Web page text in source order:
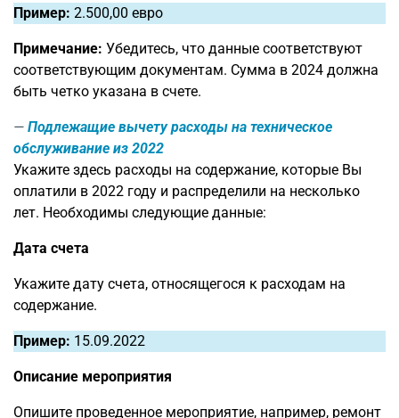
Пример: 2.500,00 евро
Примечание: Убедитесь, что данные соответствуют
соответствующим документам. Сумма в 2024 должна
быть четко указана в счете.
Подлежащие вычету расходы на техническое
обслуживание из 2022
Укажите здесь расходы на содержание, которые Вы
оплатили в 2022 году и распределили на несколько
лет. Необходимы следующие данные:
Дата счета
Укажите дату счета, относящегося к расходам на
содержание.
Пример: 15.09.2022
Описание мероприятия
Опишите проведенное мероприятие, например, ремонт